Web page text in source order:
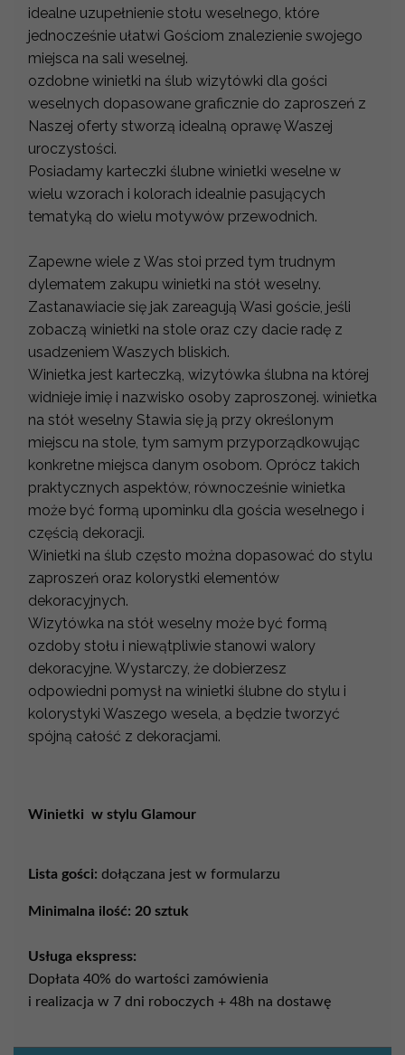
idealne uzupełnienie stołu weselnego, które
jednocześnie ułatwi Gościom znalezienie swojego
miejsca na sali weselnej.
ozdobne winietki na ślub wizytówki dla gości
weselnych dopasowane graficznie do zaproszeń z
Naszej oferty stworzą idealną oprawę Waszej
uroczystości.
Posiadamy karteczki ślubne winietki weselne w
wielu wzorach i kolorach idealnie pasujących
tematyką do wielu motywów przewodnich.
Zapewne wiele z Was stoi przed tym trudnym
dylematem zakupu winietki na stół weselny.
Zastanawiacie się jak zareagują Wasi goście, jeśli
zobaczą winietki na stole oraz czy dacie radę z
usadzeniem Waszych bliskich.
Winietka jest karteczką, wizytówka ślubna na której
widnieje imię i nazwisko osoby zaproszonej. winietka
na stół weselny Stawia się ją przy określonym
miejscu na stole, tym samym przyporządkowując
konkretne miejsca danym osobom. Oprócz takich
praktycznych aspektów, równocześnie winietka
może być formą upominku dla gościa weselnego i
częścią dekoracji.
Winietki na ślub często można dopasować do stylu
zaproszeń oraz kolorystki elementów
dekoracyjnych.
Wizytówka na stół weselny może być formą
ozdoby stołu i niewątpliwie stanowi walory
dekoracyjne. Wystarczy, że dobierzesz
odpowiedni pomysł na winietki ślubne do stylu i
kolorystyki Waszego wesela, a będzie tworzyć
spójną całość z dekoracjami.
Winietki w stylu Glamour
Lista gości: dołączana jest w formularzu
Minimalna ilość: 20 sztuk
Usługa ekspress:
Dopłata 40% do wartości zamówienia
i realizacja w 7 dni roboczych + 48h na dostawę